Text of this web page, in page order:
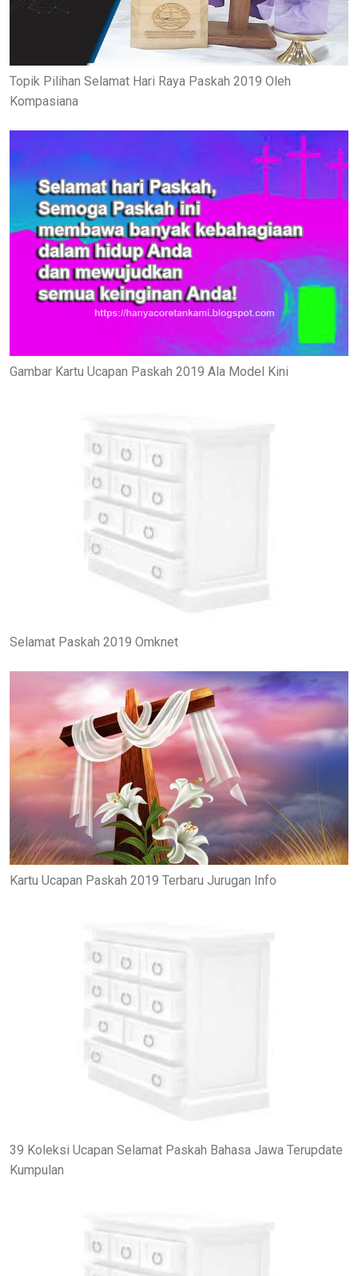
Topik Pilihan Selamat Hari Raya Paskah 2019 Oleh
Kompasiana
Gambar Kartu Ucapan Paskah 2019 Ala Model Kini
Selamat Paskah 2019 Omknet
Kartu Ucapan Paskah 2019 Terbaru Jurugan Info
39 Koleksi Ucapan Selamat Paskah Bahasa Jawa Terupdate
Kumpulan